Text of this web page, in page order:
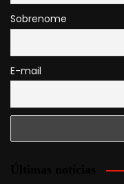
Sobrenome
E-mail